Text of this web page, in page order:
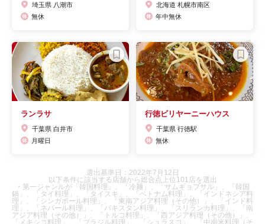
埼玉県 八潮市
無休
北海道 札幌市南区
年中無休
ランラサ
千葉県 白井市
月曜日
行徳ビリヤーニーハウス
千葉県 行徳駅
無休
選出基準日：2022年7月12日
以下条件に該当する店舗から総合点上位101店を選出
・第一ジャンルが「韓国料理」、「冷麺」、「サムギョプサル」、「韓国
鍋」、「タイ料理」、「タイスキ」、「ベトナム料理」、「インドネシア料
理」、「シンガポール料理」、「東南アジア料理（その他）」、「インド料
理」、「ネパール料理」、「パキスタン料理」、「スリランカ料理」、「南
アジア料理（その他）」、「トルコ料理」、「西アジア料理（その他）」、
「メキシコ料理」、「ブラジル料理」、「シュラスコ」、「中南米料理（そ